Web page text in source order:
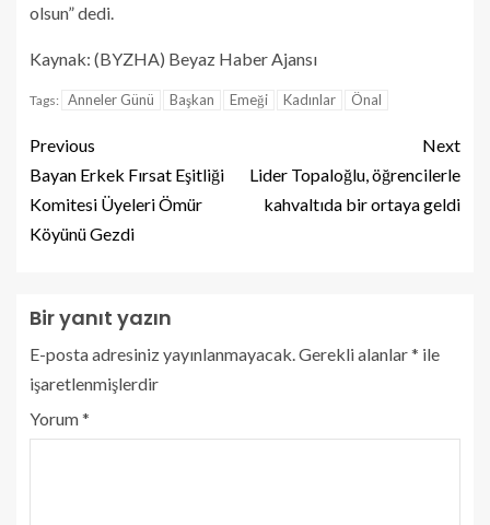
olsun” dedi.
Kaynak: (BYZHA) Beyaz Haber Ajansı
Tags: Anneler Günü Başkan Emeği Kadınlar Önal
Previous
Bayan Erkek Fırsat Eşitliği
Komitesi Üyeleri Ömür
Köyünü Gezdi
Next
Lider Topaloğlu, öğrencilerle
kahvaltıda bir ortaya geldi
Bir yanıt yazın
E-posta adresiniz yayınlanmayacak. Gerekli alanlar* ile
işaretlenmişlerdir
Yorum*